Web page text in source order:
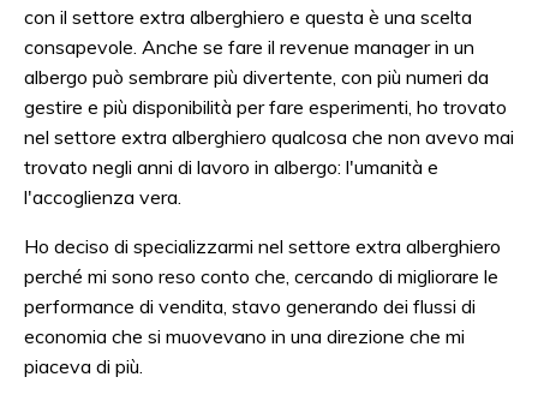
con il settore extra alberghiero e questa è una scelta
consapevole. Anche se fare il revenue manager in un
albergo può sembrare più divertente, con più numeri da
gestire e più disponibilità per fare esperimenti, ho trovato
nel settore extra alberghiero qualcosa che non avevo mai
trovato negli anni di lavoro in albergo: l'umanità e
l'accoglienza vera.
Ho deciso di specializzarmi nel settore extra alberghiero
perché mi sono reso conto che, cercando di migliorare le
performance di vendita, stavo generando dei flussi di
economia che si muovevano in una direzione che mi
piaceva di più.